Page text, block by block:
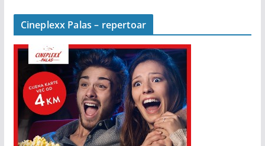
Cineplexx Palas – repertoar